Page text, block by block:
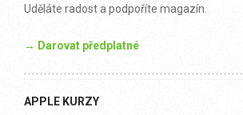
Uděláte radost a podpoříte magazín.
→ Darovat předplatné
APPLE KURZY